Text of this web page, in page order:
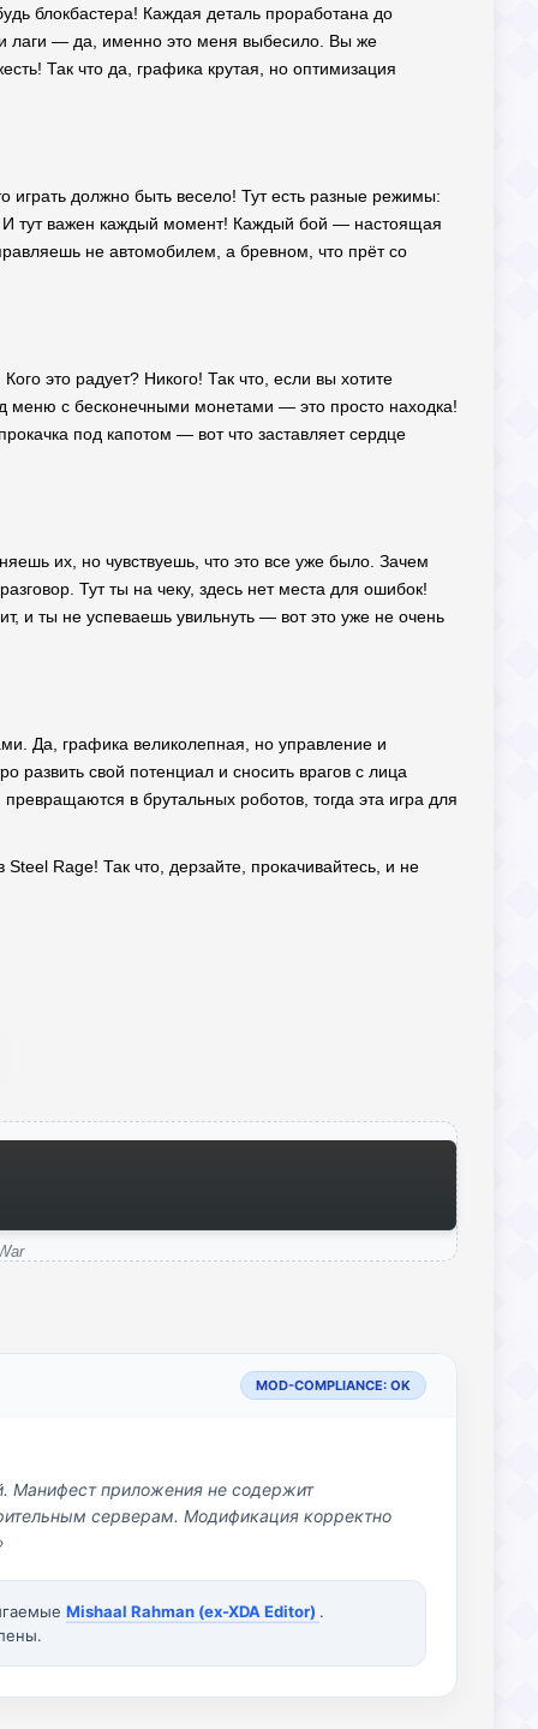
блокбастера! Каждая деталь проработана до
лаги — да, именно это меня выбесило. Вы же
Так что да, графика крутая, но оптимизация
играть должно быть весело! Тут есть разные режимы:
тут важен каждый момент! Каждый бой — настоящая
не автомобилем, а бревном, что прёт со
это радует? Никого! Так что, если вы хотите
меню с бесконечными монетами — это просто находка!
под капотом — вот что заставляет сердце
их, но чувствуешь, что это все уже было. Зачем
Тут ты на чеку, здесь нет места для ошибок!
и ты не успеваешь увильнуть — вот это уже не очень
Да, графика великолепная, но управление и
развить свой потенциал и сносить врагов с лица
в брутальных роботов, тогда эта игра для
Rage! Так что, дерзайте, прокачивайтесь, и не
MOD-COMPLIANCE: OK
Манифест приложения не содержит
серверам. Модификация корректно
Mishaal Rahman (ex-XDA Editor) .